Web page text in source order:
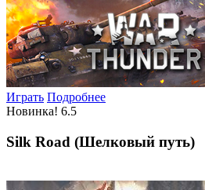
Играть Подробнее
Новинка! 6.5
Silk Road (Шелковый путь)